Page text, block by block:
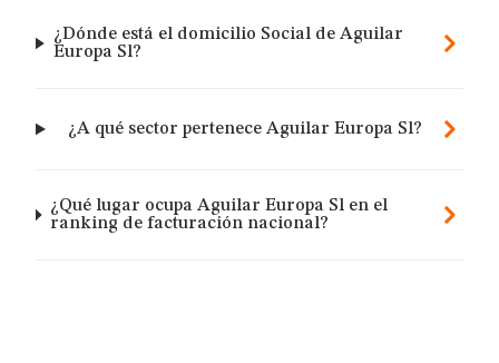
¿Dónde está el domicilio Social de Aguilar
Europa Sl?
¿A qué sector pertenece Aguilar Europa Sl?
¿Qué lugar ocupa Aguilar Europa Sl en el
ranking de facturación nacional?